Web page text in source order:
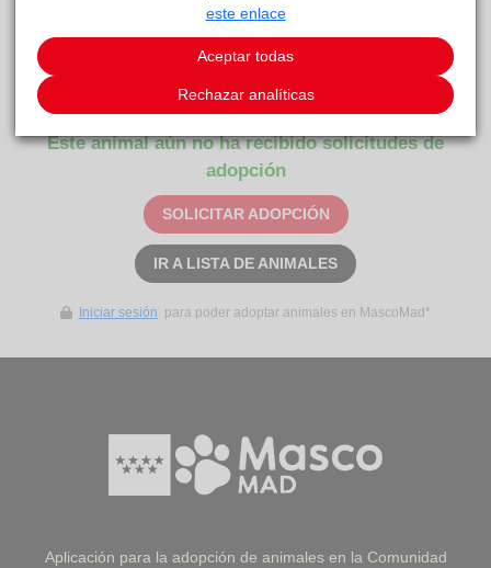
Carácter
Tiara y Felipe don hermanos inseparables
Este animal aún no ha recibido solicitudes de
adopción
SOLICITAR ADOPCIÓN
IR A LISTA DE ANIMALES
Iniciar sesión para poder adoptar animales en MascoMad*
Aplicación para la adopción de animales en la Comunidad
este enlace
Aceptar todas
Rechazar analíticas